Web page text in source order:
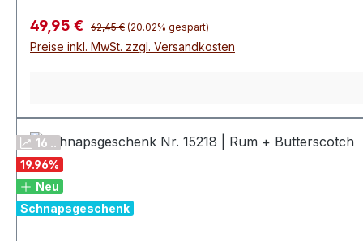
Verkaufspreis:
49,95 € Regulärer Preis:
62,45 € (20.02% gespart)
Preise inkl. MwSt. zzgl. Versandkosten
16 ..
19.96%
Neu
Schnapsgeschenk